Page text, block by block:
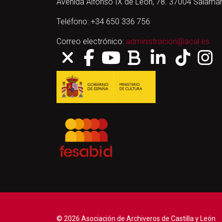
Teléfono: +34 650 336 756
Correo electrónico: administracion@acal.es
© 2026 Asociación de Archiveros de Castilla y León